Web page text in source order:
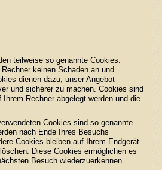
teilweise so genannte Cookies.
keinen Schaden an und
dienen dazu, unser Angebot
und sicherer zu machen. Cookies sind
Rechner abgelegt werden und die
Cookies sind so genannte
nach Ende Ihres Besuchs
Cookies bleiben auf Ihrem Endgerät
Diese Cookies ermöglichen es
Besuch wiederzuerkennen.